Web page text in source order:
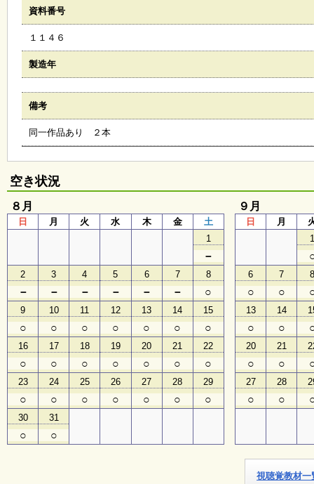
・
ャ
リ
ン
ラ
ン
マ
ガ
ジ
ン
ょ
う
並
木
子
ど
も
向
け
イ
ベ
ン
ト
資料番号
１１４６
製造年
備考
同一作品あり ２本
空き状況
８月
日 月 火 水 木 金
土
1
－
2
－
3
－
4
－
5
－
6
－
7
－
8
○
9
○
10
○
11
○
12
○
13
○
14
○
15
○
16
○
17
○
18
○
19
○
20
○
21
○
22
○
23
○
24
○
25
○
26
○
27
○
28
○
29
○
30
○
31
○
９月
日 月
6
○
7
○
13
○
14
○
20
○
21
○
27
○
28
○
視聴覚教材一